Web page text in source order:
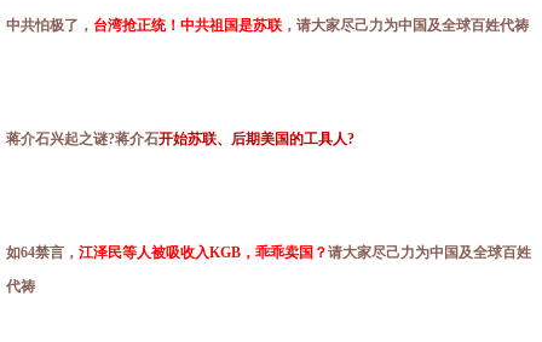
中共怕极了， 台湾抢正统！中共祖国是苏联，请大家尽己力为中国及全球百姓代祷
蒋介石兴起之谜?蒋介石开始苏联、后期美国的工具人?
如64禁言， 江泽民等人被吸收入KGB，乖乖卖国？请大家尽己力为中国及全球百姓
代祷